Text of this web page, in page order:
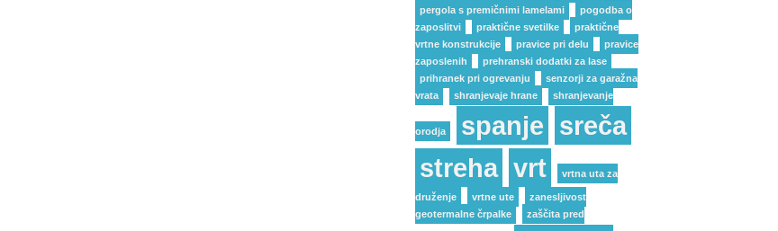
pergola s premičnimi lamelami
pogodba o
zaposlitvi
praktične svetilke
praktične
vrtne konstrukcije
pravice pri delu
pravice
zaposlenih
prehranski dodatki za lase
prihranek pri ogrevanju
senzorji za garažna
vrata
shranjevaje hrane shranjevanje
orodja spanje sreča
streha vrt vrtna uta za
druženje vrtne ute
zanesljivost
geotermalne črpalke
zaščita pred